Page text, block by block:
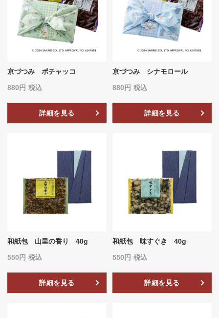
京づつみ ポチャッコ
880 税込
詳細を見る
京づつみ シナモロール
880 税込
詳細を見る
和紙包 山里の香り 40g
550 税込
詳細を見る
和紙包 味すぐき 40g
550 税込
詳細を見る